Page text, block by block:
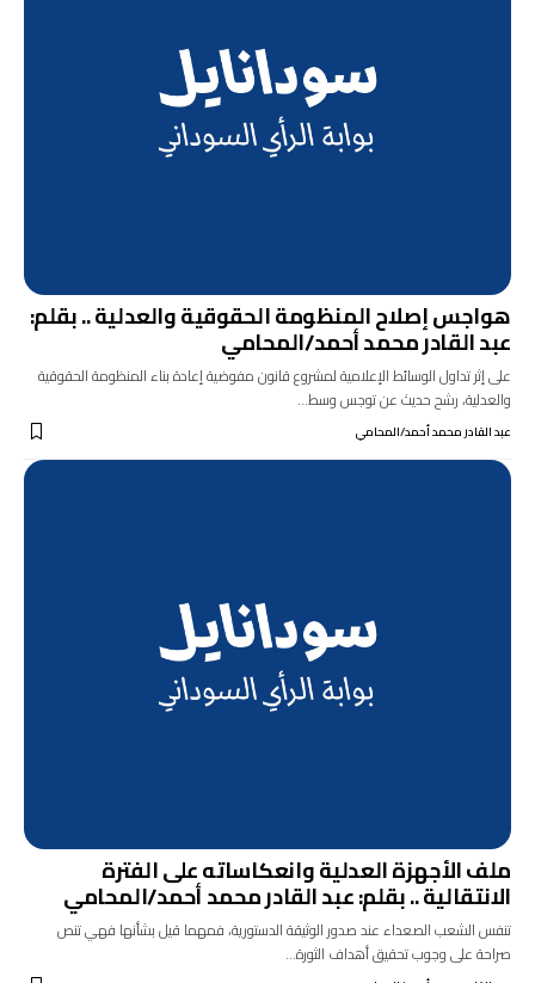
هواجس إصلاح المنظومة الحقوقية والعدلية .. بقلم:
عبد القادر محمد أحمد/المحامي
على إثر تداول الوسائط الإعلامية لمشروع قانون مفوضية إعادة بناء المنظومة الحقوقية
والعدلية، رشح حديث عن توجس وسط…
عبد القادر محمد أحمد/المحامي
ملف الأجهزة العدلية وانعكاساته على الفترة
الانتقالية .. بقلم: عبد القادر محمد أحمد/المحامي
تنفس الشعب الصعداء عند صدور الوثيقة الدستورية، فمهما قيل بشأنها فهي تنص
صراحة على وجوب تحقيق أهداف الثورة…